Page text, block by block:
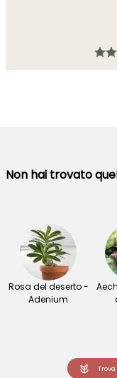
Non hai trovato
Rosa del deserto -
Adenium